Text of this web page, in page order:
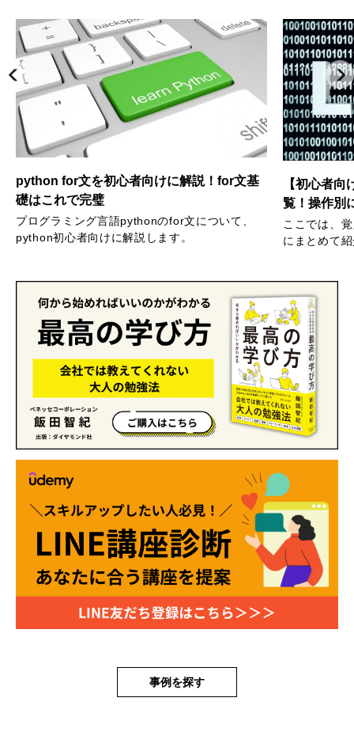
python for文を初心者向けに解説！for文基
礎はこれで完璧
プログラミング言語pythonのfor文について、
python初心者向けに解説します。
【初心者
覧！操作別
ここでは、
にまとめて
事例を探す